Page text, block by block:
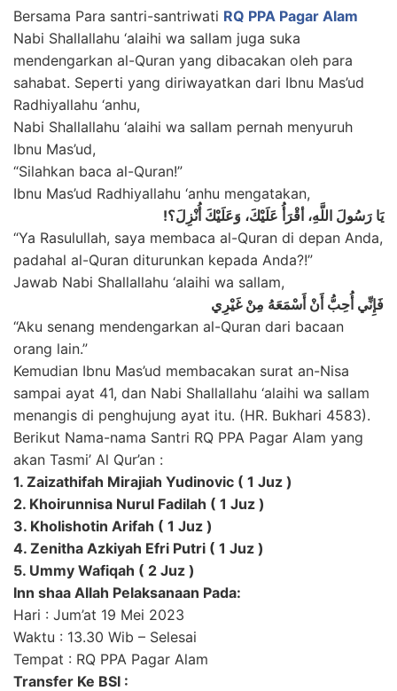
Bersama Para santri-santriwati RQ PPA Pagar Alam
Nabi Shallallahu ‘alaihi wa sallam juga suka
mendengarkan al-Quran yang dibacakan oleh para
sahabat. Seperti yang diriwayatkan dari Ibnu Mas’ud
Radhiyallahu ‘anhu,
Nabi Shallallahu ‘alaihi wa sallam pernah menyuruh
Ibnu Mas’ud,
“Silahkan baca al-Quran!”
Ibnu Mas’ud Radhiyallahu ‘anhu mengatakan,
يَا رَسُولَ اللَّهِ، أقْرَأُ عَلَيْكَ، وَعَلَيْكَ أُنْزِلَ؟!
“Ya Rasulullah, saya membaca al-Quran di depan Anda,
padahal al-Quran diturunkan kepada Anda?!”
Jawab Nabi Shallallahu ‘alaihi wa sallam,
فَإِنِّي أُحِبُّ أَنْ أَسْمَعَهُ مِنْ غَيْرِي
“Aku senang mendengarkan al-Quran dari bacaan
orang lain.”
Kemudian Ibnu Mas’ud membacakan surat an-Nisa
sampai ayat 41, dan Nabi Shallallahu ‘alaihi wa sallam
menangis di penghujung ayat itu. (HR. Bukhari 4583).
Berikut Nama-nama Santri RQ PPA Pagar Alam yang
akan Tasmi’ Al Qur’an :
1. Zaizathifah Mirajiah Yudinovic ( 1 Juz )
2. Khoirunnisa Nurul Fadilah ( 1 Juz )
3. Kholishotin Arifah ( 1 Juz )
4. Zenitha Azkiyah Efri Putri ( 1 Juz )
5. Ummy Wafiqah ( 2 Juz )
Inn shaa Allah Pelaksanaan Pada:
Hari : Jum’at 19 Mei 2023
Waktu : 13.30 Wib – Selesai
Tempat : RQ PPA Pagar Alam
Transfer Ke BSI :